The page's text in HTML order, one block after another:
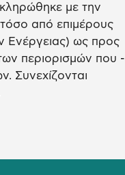
με την
από επιμέρους
Ενέργειας) ως προς
περιορισμών που -
Συνεχίζονται